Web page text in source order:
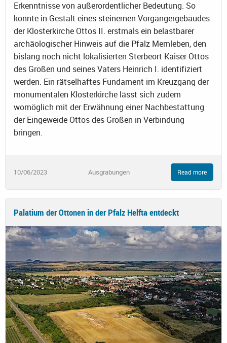
Erkenntnisse von außerordentlicher Bedeutung. So
konnte in Gestalt eines steinernen Vorgängergebäudes
der Klosterkirche Ottos II. erstmals ein belastbarer
archäologischer Hinweis auf die Pfalz Memleben, den
bislang noch nicht lokalisierten Sterbeort Kaiser Ottos
des Großen und seines Vaters Heinrich I. identifiziert
werden. Ein rätselhaftes Fundament im Kreuzgang der
monumentalen Klosterkirche lässt sich zudem
womöglich mit der Erwähnung einer Nachbestattung
der Eingeweide Ottos des Großen in Verbindung
bringen.
10/06/2023 Ausgrabungen Read more
Palatium der Ottonen in der Pfalz Helfta entdeckt